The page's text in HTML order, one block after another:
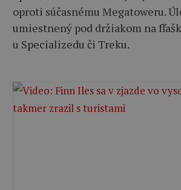
oproti súčasnému Megatoweru.
umiestnený pod držiakom na
u Specializedu či Treku.